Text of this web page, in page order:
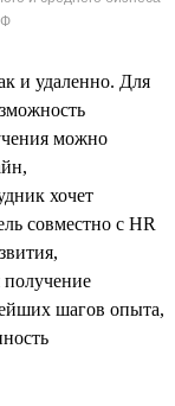
и удаленно. Для
можно
хочет
совместно с HR
получение
шагов опыта,